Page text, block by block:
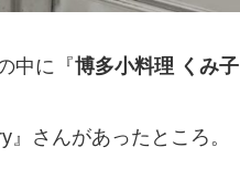
中に『博多小料理 くみ子
さんがあったところ。